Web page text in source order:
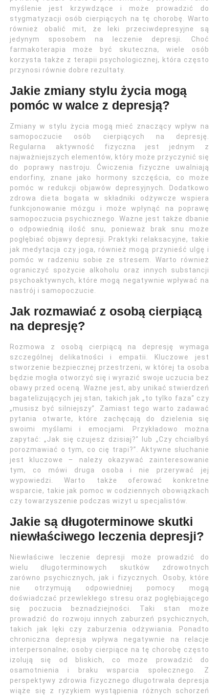
myślenie jest krzywdzące i może prowadzić do
stygmatyzacji osób cierpiących na tę chorobę. Warto
również obalić mit, że leki przeciwdepresyjne są
jedynym sposobem na leczenie depresji. Choć
farmakoterapia może być skuteczna, wiele osób
korzysta także z terapii psychologicznej, która często
przynosi równie dobre rezultaty.
Jakie zmiany stylu życia mogą
pomóc w walce z depresją?
Zmiany w stylu życia mogą mieć znaczący wpływ na
samopoczucie osób cierpiących na depresję.
Regularna aktywność fizyczna jest jednym z
najważniejszych elementów, który może przyczynić się
do poprawy nastroju. Ćwiczenia fizyczne uwalniają
endorfiny, znane jako hormony szczęścia, co może
pomóc w redukcji objawów depresyjnych. Dodatkowo
zdrowa dieta bogata w składniki odżywcze wspiera
funkcjonowanie mózgu i może wpłynąć na poprawę
samopoczucia psychicznego. Ważne jest także dbanie
o odpowiednią ilość snu, ponieważ brak snu może
pogłębiać objawy depresji. Praktyki relaksacyjne, takie
jak medytacja czy joga, również mogą przynieść ulgę i
pomóc w radzeniu sobie ze stresem. Warto również
ograniczyć spożycie alkoholu oraz innych substancji
psychoaktywnych, które mogą negatywnie wpływać na
nastrój i samopoczucie.
Jak rozmawiać z osobą cierpiącą
na depresję?
Rozmowa z osobą cierpiącą na depresję wymaga
szczególnej delikatności i empatii. Kluczowe jest
stworzenie bezpiecznej przestrzeni, w której ta osoba
będzie mogła otworzyć się i wyrazić swoje uczucia bez
obawy przed oceną. Ważne jest, aby unikać stwierdzeń
bagatelizujących jej stan, takich jak „to tylko faza” czy
„musisz być silniejszy”. Zamiast tego warto zadawać
pytania otwarte, które zachęcają do dzielenia się
swoimi myślami i emocjami. Przykładowo można
zapytać: „Jak się czujesz dzisiaj?” lub „Czy chciałbyś
porozmawiać o tym, co cię trapi?”. Aktywne słuchanie
jest kluczowe – należy okazywać zainteresowanie
tym, co mówi druga osoba i nie przerywać jej
wypowiedzi. Warto także oferować konkretne
wsparcie, takie jak pomoc w codziennych obowiązkach
czy towarzyszenie podczas wizyt u specjalistów.
Jakie są długoterminowe skutki
niewłaściwego leczenia depresji?
Niewłaściwe leczenie depresji może prowadzić do
wielu długoterminowych skutków zdrowotnych
zarówno psychicznych, jak i fizycznych. Osoby, które
nie otrzymują odpowiedniej pomocy mogą
doświadczać przewlekłego stresu oraz pogłębiającego
się poczucia beznadziejności. Taki stan może
prowadzić do rozwoju innych zaburzeń psychicznych,
takich jak lęki czy zaburzenia odżywiania. Ponadto
chroniczna depresja wpływa negatywnie na relacje
interpersonalne; osoby cierpiące na tę chorobę często
izolują się od bliskich, co może prowadzić do
osamotnienia i braku wsparcia społecznego. Z
perspektywy zdrowia fizycznego długotrwała depresja
wiąże się z ryzykiem wystąpienia różnych schorzeń